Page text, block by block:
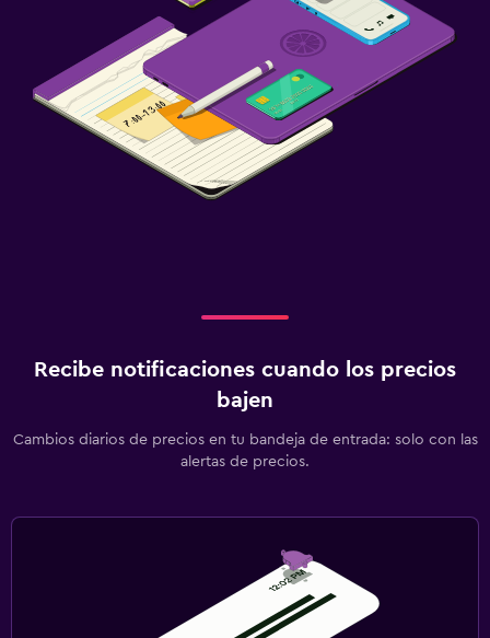
Recibe notificaciones cuando los precios
bajen
Cambios diarios de precios en tu bandeja de entrada: solo con las
alertas de precios.